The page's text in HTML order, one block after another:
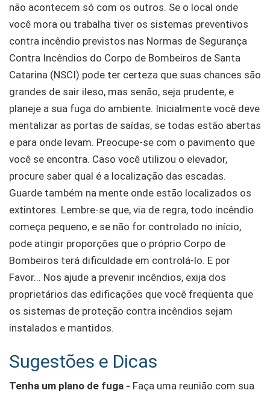
não acontecem só com os outros. Se o local onde
você mora ou trabalha tiver os sistemas preventivos
contra incêndio previstos nas Normas de Segurança
Contra Incêndios do Corpo de Bombeiros de Santa
Catarina (NSCI) pode ter certeza que suas chances são
grandes de sair ileso, mas senão, seja prudente, e
planeje a sua fuga do ambiente. Inicialmente você deve
mentalizar as portas de saídas, se todas estão abertas
e para onde levam. Preocupe-se com o pavimento que
você se encontra. Caso você utilizou o elevador,
procure saber qual é a localização das escadas.
Guarde também na mente onde estão localizados os
extintores. Lembre-se que, via de regra, todo incêndio
começa pequeno, e se não for controlado no início,
pode atingir proporções que o próprio Corpo de
Bombeiros terá dificuldade em controlá-lo. E por
Favor... Nos ajude a prevenir incêndios, exija dos
proprietários das edificações que você freqüenta que
os sistemas de proteção contra incêndios sejam
instalados e mantidos.
Sugestões e Dicas
Tenha um plano de fuga - Faça uma reunião com sua